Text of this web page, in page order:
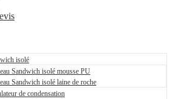
isolé
Sandwich isolé mousse PU
Sandwich isolé laine de roche
de condensation